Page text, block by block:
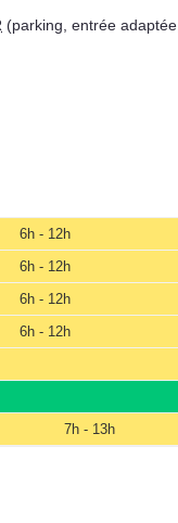
(parking, entrée adaptée,
6h - 12h
6h - 12h
6h - 12h
6h - 12h
7h - 13h